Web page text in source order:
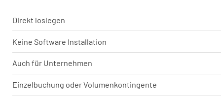
Direkt loslegen
Keine Software Installation
Auch für Unternehmen
Einzelbuchung oder Volumenkontingente